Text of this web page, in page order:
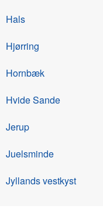
Hals
Hjørring
Hornbæk
Hvide Sande
Jerup
Juelsminde
Jyllands vestkyst